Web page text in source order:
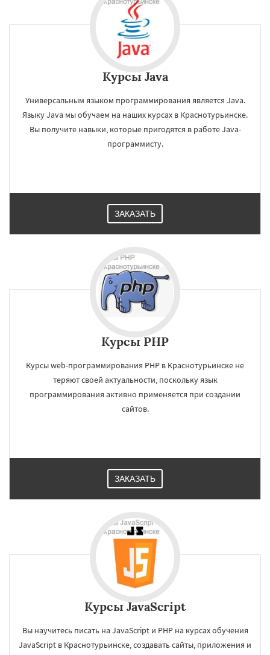
Курсы Java
Универсальным языком программирования является Java.
Языку Java мы обучаем на наших курсах в Краснотурьинске.
Вы получите навыки, которые пригодятся в работе Java-
программисту.
ЗАКАЗАТЬ
Курсы PHP
Курсы web-программирования PHP в Краснотурьинске не
теряют своей актуальности, поскольку язык
программирования активно применяется при создании
сайтов.
ЗАКАЗАТЬ
Курсы JavaScript
Вы научитесь писать на JavaScript и PHP на курсах обучения
JavaScript в Краснотурьинске, создавать сайты, приложения и